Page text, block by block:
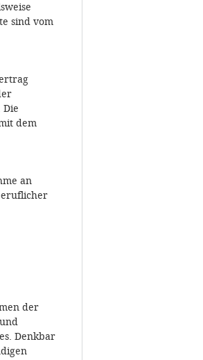
sind vom
dem
an
der
Denkbar